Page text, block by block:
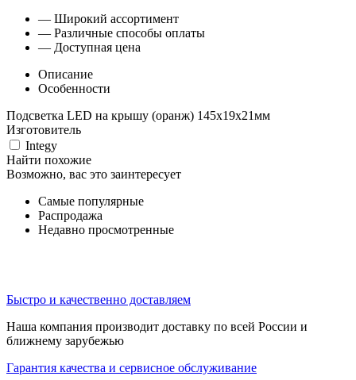
— Широкий ассортимент
— Различные способы оплаты
— Доступная цена
Описание
Особенности
Подсветка LED на крышу (оранж) 145х19х21мм
Изготовитель
Integy
Найти похожие
Возможно, вас это заинтересует
Самые популярные
Распродажа
Недавно просмотренные
Быстро и качественно доставляем
Наша компания производит доставку по всей России и
ближнему зарубежью
Гарантия качества и сервисное обслуживание